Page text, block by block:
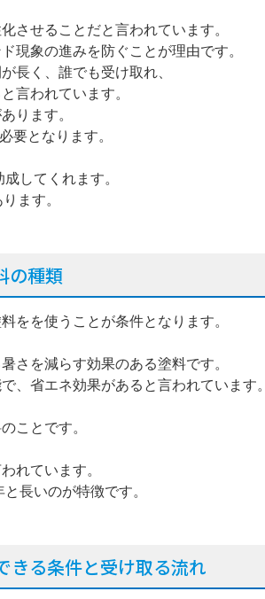
させることだと言われています。
現象の進みを防ぐことが理由です。
長く、誰でも受け取れ、
言われています。
ります。
要となります。
してくれます。
ます。
の種類
をを使うことが条件となります。
さを減らす効果のある塗料です。
、省エネ効果があると言われています。
ことです。
れています。
長いのが特徴です。
きる条件と受け取る流れ